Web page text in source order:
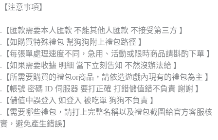
【注意事項】
.【匯款需要本人匯款 不能其他人匯款 不接受第三方 】
.【如購買特殊禮包 幫狗狗附上禮包路徑 】
.【每張單處理速度不同，急用、活動或限時商品請斟酌下單 】
.【如果需要收據 明細 當下立刻告知 不然沒辦法給 】
.【所需要購買的禮包or商品，請依造遊戲內現有的禮包為主 】
.【帳號 密碼 ID 伺服器 要打正確 打錯儲值錯不負責 謝謝 】
.【儲值中誤登入 如登入 被吃單 狗狗不負責 】
.【需要哪些禮包，請打上完整名稱以及禮包截圖給官方客服核
實，避免產生錯誤】